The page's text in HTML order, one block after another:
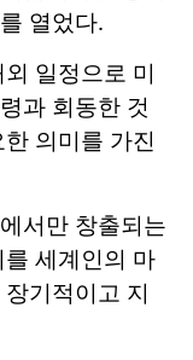
열었다.
일정으로 미
과 회동한 것
의미를 가진
서만 창출되는
세계인의 마
기적이고 지